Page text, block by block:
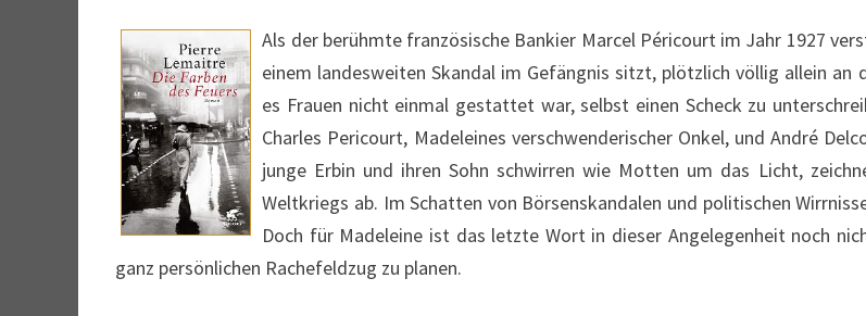
Als der berühmte französische Bankier Marcel Péricourt im Jahr 1927
einem landesweiten Skandal im Gefängnis sitzt, plötzlich völlig allein an
es Frauen nicht einmal gestattet war, selbst einen Scheck zu
Charles Pericourt, Madeleines verschwenderischer Onkel, und André
junge Erbin und ihren Sohn schwirren wie Motten um das Licht,
Weltkriegs ab. Im Schatten von Börsenskandalen und politischen
Doch für Madeleine ist das letzte Wort in dieser Angelegenheit noch
ganz persönlichen Rachefeldzug zu planen.